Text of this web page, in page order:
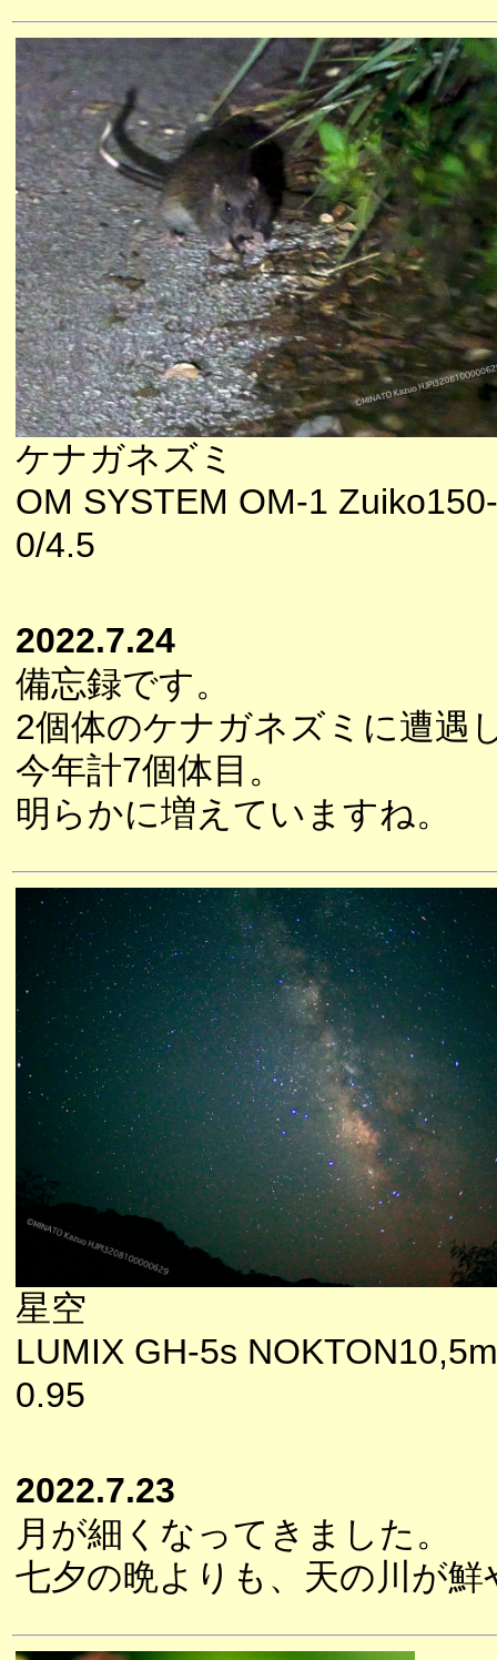
ケナガネズミ
OM SYSTEM OM-1
0/4.5
2022.7.24
備忘録です。
2個体のケナガネズミに遭遇
今年計7個体目。
明らかに増えていますね。
星空
LUMIX GH-5s
0.95
2022.7.23
月が細くなってきました。
七夕の晩よりも、天の川が